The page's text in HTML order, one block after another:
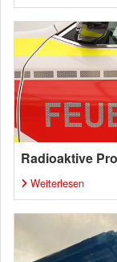
Radioaktive
Weiterlesen